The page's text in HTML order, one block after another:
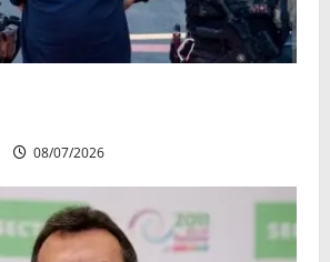
08/07/2026